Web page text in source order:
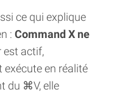
ce qui explique
: Command X ne
est actif,
en réalité
du ⌘V, elle